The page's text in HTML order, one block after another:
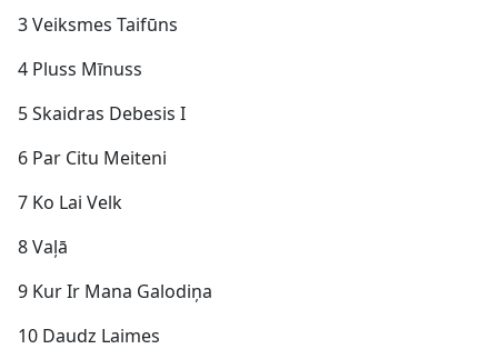
3 Veiksmes Taifūns
4 Pluss Mīnuss
5 Skaidras Debesis I
6 Par Citu Meiteni
7 Ko Lai Velk
8 Vaļā
9 Kur Ir Mana Galodiņa
10 Daudz Laimes